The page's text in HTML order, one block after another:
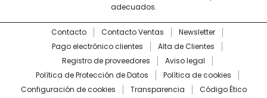
adecuados.
Contacto Contacto Ventas
Newsletter
Pago electrónico clientes
Alta de Clientes
Registro de proveedores
Aviso legal
Política de Protección de Datos
Política de cookies
Configuración de cookies
Transparencia Código Ético